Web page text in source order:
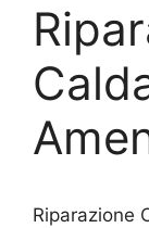
Riparazione